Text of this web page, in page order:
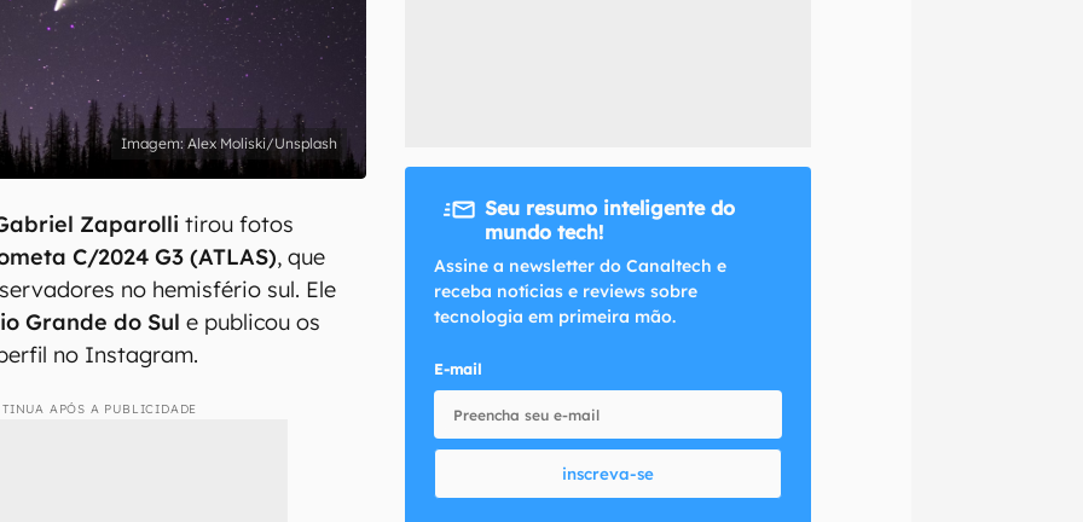
Alex Moliski/Unsplash
Zaparolli tirou fotos
C/2024 G3 (ATLAS), que
no hemisfério sul. Ele
Grande do Sul e publicou os
no Instagram.
APÓS A PUBLICIDADE
Seu resumo inteligente do
mundo tech!
Assine a newsletter do Canaltech e
receba notícias e reviews sobre
tecnologia em primeira mão.
E-mail
inscreva-se